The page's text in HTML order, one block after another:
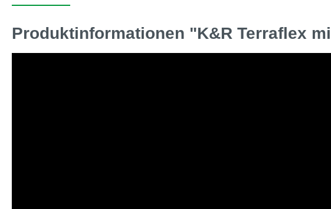
Produktinformationen "K&R Terraflex